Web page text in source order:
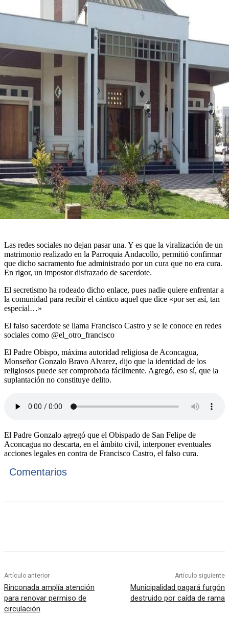
Las redes sociales no dejan pasar una. Y es que la viralización de un
matrimonio realizado en la Parroquia Andacollo, permitió confirmar
que dicho sacramento fue administrado por un cura que no era cura.
En rigor, un impostor disfrazado de sacerdote.
El secretismo ha rodeado dicho enlace, pues nadie quiere enfrentar a
la comunidad para recibir el cántico aquel que dice «por ser así, tan
especial…»
El falso sacerdote se llama Francisco Castro y se le conoce en redes
sociales como @el_otro_francisco
El Padre Obispo, máxima autoridad religiosa de Aconcagua,
Monseñor Gonzalo Bravo Alvarez, dijo que la identidad de los
religiosos puede ser comprobada fácilmente. Agregó, eso sí, que la
suplantación no constituye delito.
El Padre Gonzalo agregó que el Obispado de San Felipe de
Aconcagua no descarta, en el ámbito civil, interponer eventuales
acciones legales en contra de Francisco Castro, el falso cura.
Comentarios
Artículo anterior
Rinconada amplía atención
para renovar permiso de
circulación
Artículo siguiente
Municipalidad pagará furgón
destruido por caída de rama